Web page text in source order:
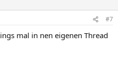
#7
mal in nen eigenen Thread